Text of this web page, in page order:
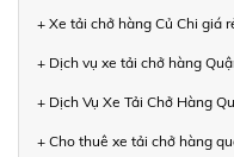
+ Xe tải chở hàng Củ Chi giá
+ Dịch vụ xe tải chở hàng
+ Dịch Vụ Xe Tải Chở Hàng
+ Cho thuê xe tải chở hàng